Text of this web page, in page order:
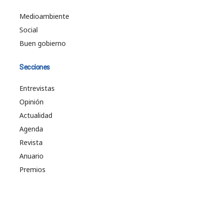
Medioambiente
Social
Buen gobierno
Secciones
Entrevistas
Opinión
Actualidad
Agenda
Revista
Anuario
Premios